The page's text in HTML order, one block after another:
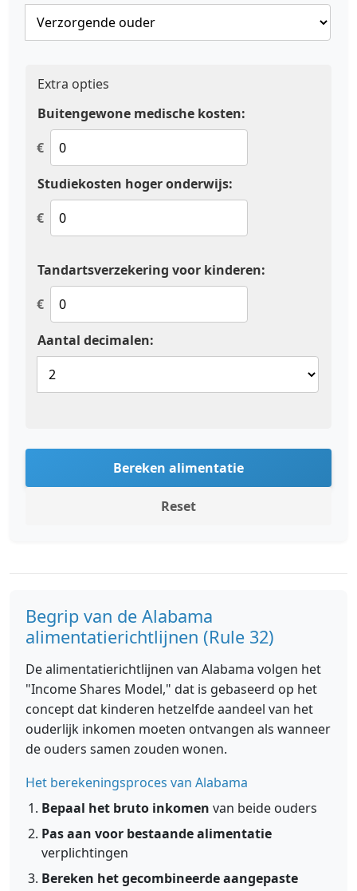
Extra opties
Buitengewone medische kosten:
€
Studiekosten hoger onderwijs:
€
Tandartsverzekering voor kinderen:
€
Aantal decimalen:
Bereken alimentatie
Reset
Begrip van de Alabama
alimentatierichtlijnen (Rule 32)
De alimentatierichtlijnen van Alabama volgen het
"Income Shares Model," dat is gebaseerd op het
concept dat kinderen hetzelfde aandeel van het
ouderlijk inkomen moeten ontvangen als wanneer
de ouders samen zouden wonen.
Het berekeningsproces van Alabama
Bepaal het bruto inkomen van beide ouders
Pas aan voor bestaande alimentatie
verplichtingen
Bereken het gecombineerde aangepaste